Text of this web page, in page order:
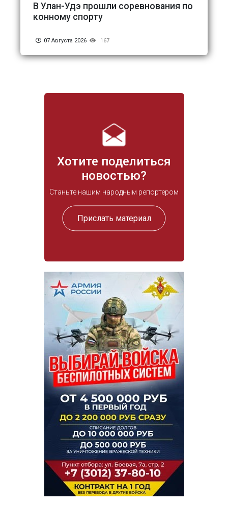
Хотите поделиться
новостью?
Станьте нашим народным репортером
Прислать материал
В Улан-Удэ прошли соревнования по
конному спорту
07 Августа 2026 167